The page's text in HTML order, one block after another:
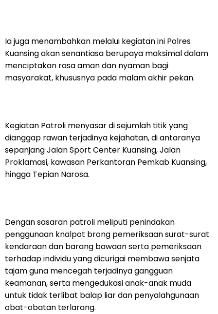
Ia juga menambahkan melalui kegiatan ini Polres
Kuansing akan senantiasa berupaya maksimal dalam
menciptakan rasa aman dan nyaman bagi
masyarakat, khususnya pada malam akhir pekan.
Kegiatan Patroli menyasar di sejumlah titik yang
dianggap rawan terjadinya kejahatan, di antaranya
sepanjang Jalan Sport Center Kuansing, Jalan
Proklamasi, kawasan Perkantoran Pemkab Kuansing,
hingga Tepian Narosa.
Dengan sasaran patroli meliputi penindakan
penggunaan knalpot brong pemeriksaan surat-surat
kendaraan dan barang bawaan serta pemeriksaan
terhadap individu yang dicurigai membawa senjata
tajam guna mencegah terjadinya gangguan
keamanan, serta mengedukasi anak-anak muda
untuk tidak terlibat balap liar dan penyalahgunaan
obat-obatan terlarang.